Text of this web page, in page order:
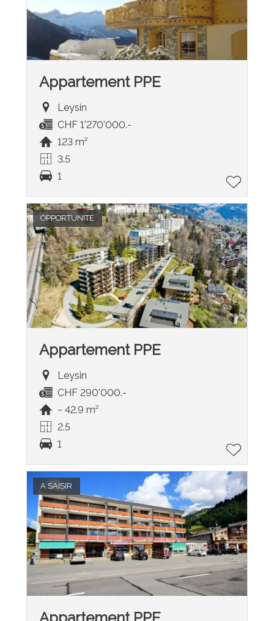
Appartement PPE
Leysin
CHF 1'270'000.-
123 m²
3.5
1
OPPORTUNITÉ
Appartement PPE
Leysin
CHF 290'000.-
~ 42.9 m²
2.5
1
A SAISIR
Appartement PPE